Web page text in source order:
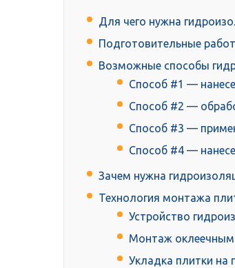
Для чего нужна
Подготовительные
Возможные способы
Способ #1 —
Способ #2 —
Способ #3 —
Способ #4 —
Зачем нужна
Технология монтажа
Устройство
Монтаж
Укладка плитки на